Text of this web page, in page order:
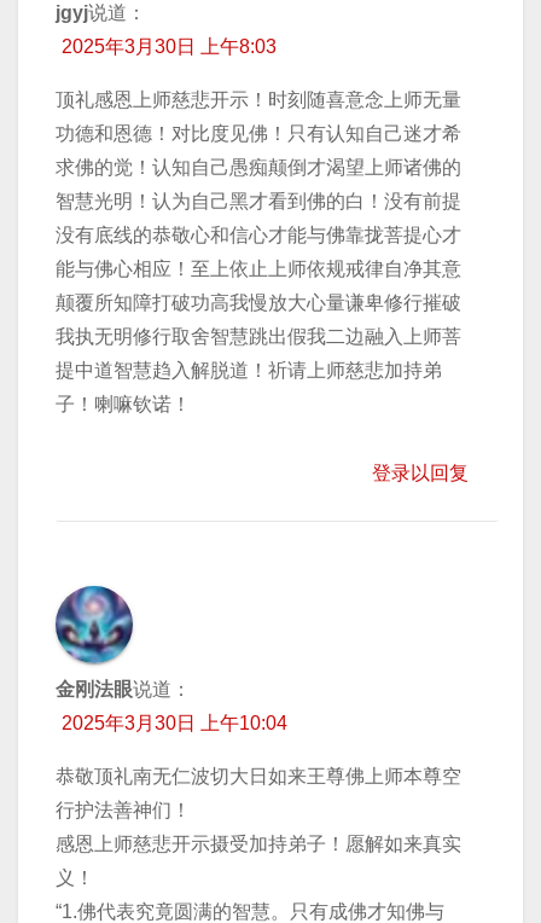
jgyj说道：
2025年3月30日 上午8:03
顶礼感恩上师慈悲开示！时刻随喜意念上师无量
功德和恩德！对比度见佛！只有认知自己迷才希
求佛的觉！认知自己愚痴颠倒才渴望上师诸佛的
智慧光明！认为自己黑才看到佛的白！没有前提
没有底线的恭敬心和信心才能与佛靠拢菩提心才
能与佛心相应！至上依止上师依规戒律自净其意
颠覆所知障打破功高我慢放大心量谦卑修行摧破
我执无明修行取舍智慧跳出假我二边融入上师菩
提中道智慧趋入解脱道！祈请上师慈悲加持弟
子！喇嘛钦诺！
登录以回复
金刚法眼说道：
2025年3月30日 上午10:04
恭敬顶礼南无仁波切大日如来王尊佛上师本尊空
行护法善神们！
感恩上师慈悲开示摄受加持弟子！愿解如来真实
义！
“1.佛代表究竟圆满的智慧。只有成佛才知佛与